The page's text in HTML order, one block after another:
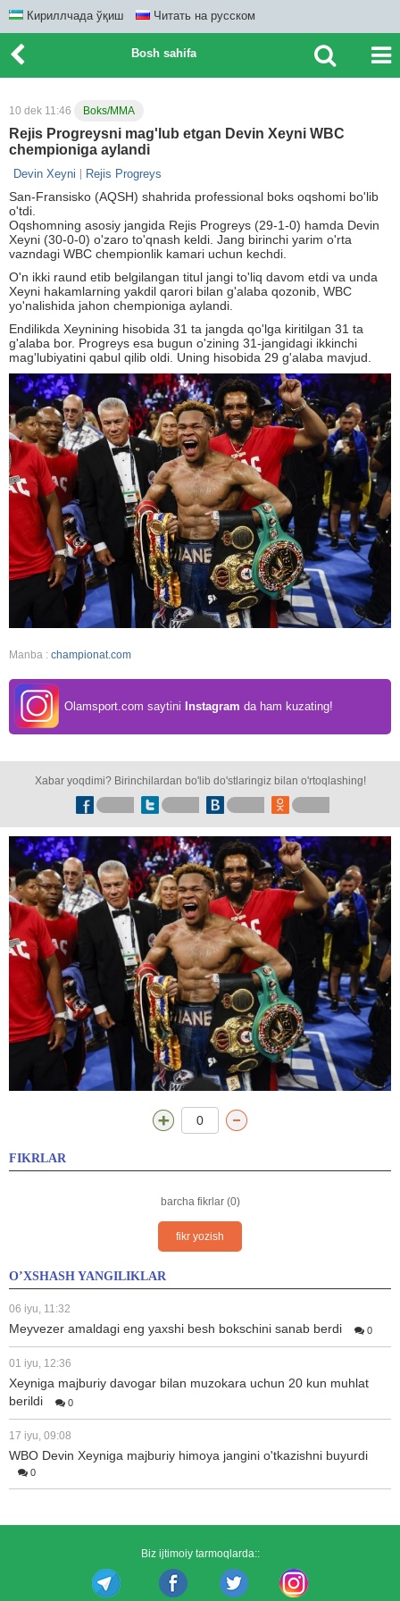
Кириллчада ўқиш Читать на русском
Bosh sahifa
10 dek 11:46 Boks/MMA
Rejis Progreysni mag'lub etgan Devin Xeyni WBC
chempioniga aylandi
Devin Xeyni Rejis Progreys
San-Fransisko (AQSH) shahrida professional boks oqshomi bo'lib
o'tdi.
Oqshomning asosiy jangida Rejis Progreys (29-1-0) hamda Devin
Xeyni (30-0-0) o'zaro to'qnash keldi. Jang birinchi yarim o'rta
vazndagi WBC chempionlik kamari uchun kechdi.
O'n ikki raund etib belgilangan titul jangi to'liq davom etdi va unda
Xeyni hakamlarning yakdil qarori bilan g'alaba qozonib, WBC
yo'nalishida jahon chempioniga aylandi.
Endilikda Xeynining hisobida 31 ta jangda qo'lga kiritilgan 31 ta
g'alaba bor. Progreys esa bugun o'zining 31-jangidagi ikkinchi
mag'lubiyatini qabul qilib oldi. Uning hisobida 29 g'alaba mavjud.
Manba : championat.com
Olamsport.com saytini Instagram da ham kuzating!
Xabar yoqdimi? Birinchilardan bo'lib do'stlaringiz bilan o'rtoqlashing!
0
FIKRLAR
barcha fikrlar (0)
fikr yozish
O’XSHASH YANGILIKLAR
06 iyu, 11:32
Meyvezer amaldagi eng yaxshi besh bokschini sanab berdi 0
01 iyu, 12:36
Xeyniga majburiy davogar bilan muzokara uchun 20 kun muhlat
berildi
0
17 iyu, 09:08
WBO Devin Xeyniga majburiy himoya jangini o'tkazishni buyurdi
0
Biz ijtimoiy tarmoqlarda::